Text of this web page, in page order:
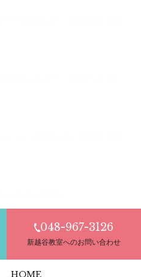
048-967-3126
新越谷教室へのお問い合わせ